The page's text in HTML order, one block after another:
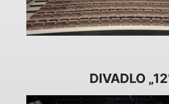
DIVADLO